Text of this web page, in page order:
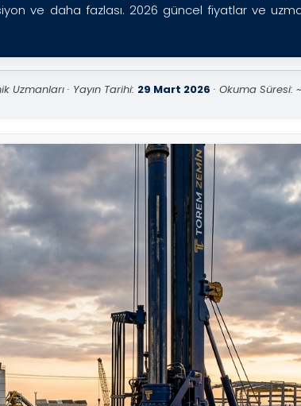
ve daha fazlası. 2026 güncel fiyatlar ve
Uzmanları · Yayın Tarihi: 29 Mart 2026 · Okuma Süresi: